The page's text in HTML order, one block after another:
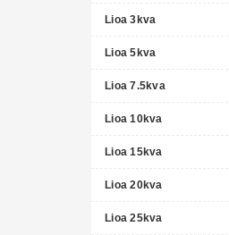
Lioa 3kva
Lioa 5kva
Lioa 7.5kva
Lioa 10kva
Lioa 15kva
Lioa 20kva
Lioa 25kva